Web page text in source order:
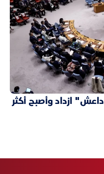
ازداد وأصبح أكثر